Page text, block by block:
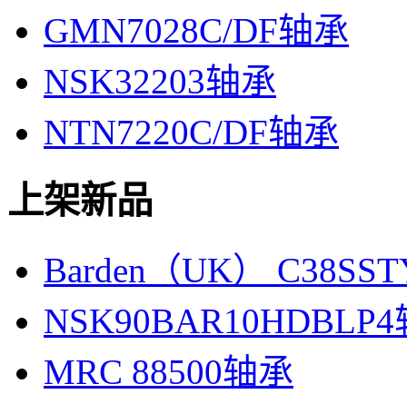
GMN7028C/DF轴承
NSK32203轴承
NTN7220C/DF轴承
上架新品
Barden（UK）
NSK90BAR10HDBLP4
MRC 88500轴承